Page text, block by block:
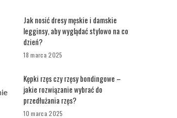
Jak nosić dresy męskie i damskie
legginsy, aby wyglądać stylowo na co
dzień?
18 marca 2025
Kępki rzęs czy rzęsy bondingowe –
jakie rozwiązanie wybrać do
przedłużania rzęs?
10 marca 2025